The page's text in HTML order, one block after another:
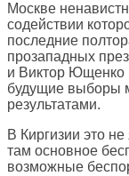
Москве
содействии
последние
прозападных
и Виктор Ющенко
будущие выборы
результатами.
В Киргизии это
там основное
возможные